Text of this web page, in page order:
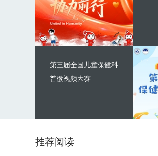
第三届全国儿童保健科
普微视频大赛
推荐阅读